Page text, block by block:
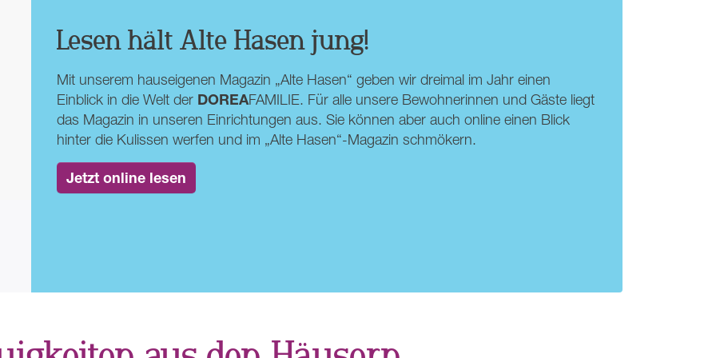
Lesen hält Alte Hasen jung!
Mit unserem hauseigenen Magazin „Alte Hasen“ geben wir dreimal im Jahr einen
Einblick in die Welt der DOREAFAMILIE. Für alle unsere Bewohnerinnen und Gäste liegt
das Magazin in unseren Einrichtungen aus. Sie können aber auch online einen Blick
hinter die Kulissen werfen und im „Alte Hasen“-Magazin schmökern.
Jetzt online lesen